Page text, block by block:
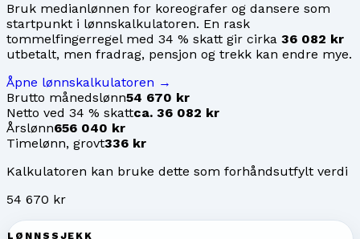
Bruk medianlønnen for koreografer og dansere som
startpunkt i lønnskalkulatoren. En rask
tommelfingerregel med 34 % skatt gir cirka 36 082 kr
utbetalt, men fradrag, pensjon og trekk kan endre mye.
Åpne lønnskalkulatoren →
Brutto månedslønn54 670 kr
Netto ved 34 % skattca. 36 082 kr
Årslønn656 040 kr
Timelønn, grovt336 kr
Kalkulatoren kan bruke dette som forhåndsutfylt verdi
54 670 kr
LØNNSSJEKK